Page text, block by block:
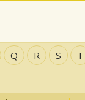
Q R S T